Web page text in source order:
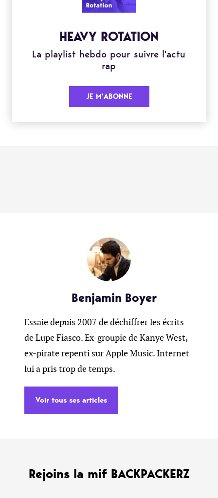
HEAVY ROTATION
La playlist hebdo pour suivre l'actu
rap
JE M'ABONNE
Benjamin Boyer
Essaie depuis 2007 de déchiffrer les écrits
de Lupe Fiasco. Ex-groupie de Kanye West,
ex-pirate repenti sur Apple Music. Internet
lui a pris trop de temps.
Voir tous ses articles
Rejoins la mif BACKPACKERZ